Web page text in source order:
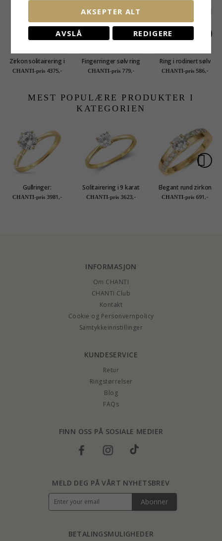
Zirkon solitairering i
9 karat gull - Gold
CHANTI-pris 4375,-
Fingerringer sølv ring
i rodinert sølv
CHANTI-pris 779,-
Ring i rodinert sølv
CHANTI-pris 586,-
MEST POPULÆRE PRODUKTER I
KATEGORIEN
Gullringer:
solitairering i 9 karat
CHANTI-pris 3981,-
Solitairering i 9 karat
gull - Gold Collection
CHANTI-pris 3623,-
Elegant rund zirkon
ring i forgylt sølv
CHANTI-pris 691,-
INFORMASJON
Om CHANTI
CHANTI Club
Kontakt
Cookie og Personvernpolicy
Samtykkeinnstillinger
KUNDESERVICE
Retur
Ringstørrelser
Blog
FAQs
FINN OSS PÅ SOSIALE MEDIER
BETALINGSMULIGHEDER
MELD DEG PÅ VÅRT NYHETSBREV
Abonner
AKSEPTER ALT
AVSLÅ REDIGERE